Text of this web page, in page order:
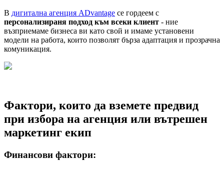
В дигитална агенция ADvantage се гордеем с
персонализираня подход към всеки клиент - ние
възприемаме бизнеса ви като свой и имаме установени
модели на работа, които позволят бърза адаптация и прозрачна
комуникация.
Фактори, които да вземете предвид
при избора на агенция или вътрешен
маркетинг екип
Финансови фактори: